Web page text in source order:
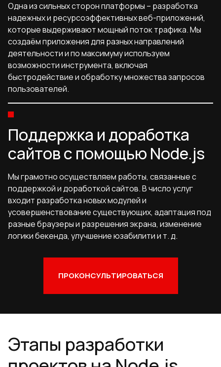
ПРОКОНСУЛЬТИРОВАТЬСЯ
Одна из сильных сторон платформы – разработка
надежных и ресурсоэффективных веб-приложений,
которые выдерживают мощный поток трафика. Мы
создаём приложения для разных направлений
деятельности и по максимуму используем
возможности инструмента, включая
быстродействие и обработку множества запросов
пользователей.
Поддержка и доработка
сайтов с помощью Node.js
Мы грамотно осуществляем работы, связанные с
поддержкой и доработкой сайтов. В число услуг
входит разработка новых модулей и
усовершенствование существующих, адаптация под
разные браузеры и разрешения экрана, изменение
логики бекенда, улучшение юзабилити и т. д.
Этапы разработки